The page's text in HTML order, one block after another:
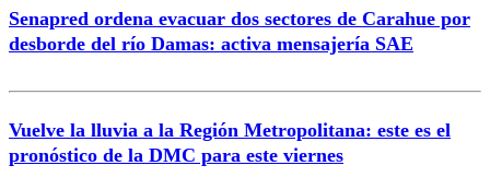
Senapred ordena evacuar dos sectores de Carahue por
desborde del río Damas: activa mensajería SAE
Vuelve la lluvia a la Región Metropolitana: este es el
pronóstico de la DMC para este viernes